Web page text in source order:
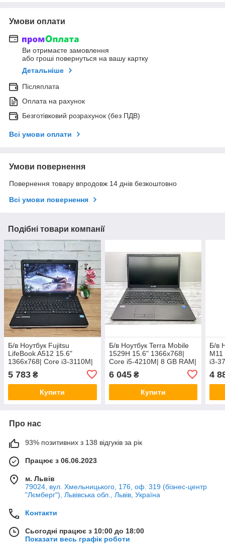
Умови оплати
Ви отримаєте замовлення
або гроші повернуться на вашу картку
Детальніше
Післяплата
Оплата на рахунок
Безготівковий розрахунок (без ПДВ)
Всі умови оплати
Умови повернення
Повернення товару впродовж 14 днів безкоштовно
Всі умови повернення
Подібні товари компанії
Б/в Ноутбук Fujitsu
LifeBook A512 15.6"
1366x768| Core i3-3110M|
8 GB RAM| 120 GB SSD|
HD 4000
5 783 ₴
Купити
Б/в Ноутбук Terra Mobile
1529H 15.6" 1366x768|
Core i5-4210M| 8 GB RAM|
120 GB SSD| HD 4600| Без
АКБ
6 045₴
Купити
Б/в
i3-
4
Про нас
93% позитивних з 138 відгуків за рік
Працює з 06.06.2023
м. Львів
79024, вул. Хмельницького, 176, оф. 319 (бізнес-центр
"Лємберг"), Львівська обл., Львів, Україна
Контакти
Сьогодні працює з 10:00 до 18:00
Показати весь графік роботи